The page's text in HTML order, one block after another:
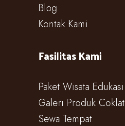
Blog
Kontak Kami
Fasilitas Kami
Paket Wisata Edukasi
Galeri Produk Coklat
Sewa Tempat